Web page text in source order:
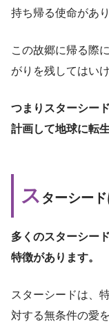
持ち帰る使命があり
この故郷に帰る際
がりを残してはい
つまりスターシー
計画して地球に転
ス ターシー
多くのスターシー
特徴があります。
スターシードは、
対する無条件の愛